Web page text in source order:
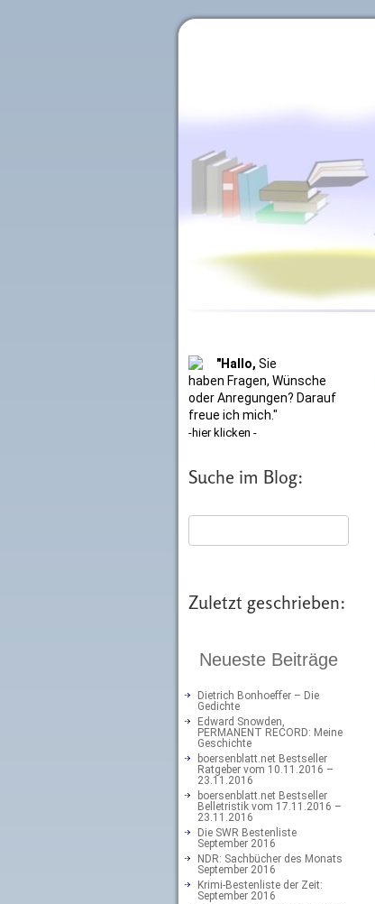
"Hallo, Sie
haben Fragen, Wünsche
oder Anregungen? Darauf
freue ich mich."
-hier klicken -
Suche im Blog:
Zuletzt geschrieben:
Neueste Beiträge
Dietrich Bonhoeffer – Die
Gedichte
Edward Snowden,
PERMANENT RECORD: Meine
Geschichte
boersenblatt.net Bestseller
Ratgeber vom 10.11.2016 –
23.11.2016
boersenblatt.net Bestseller
Belletristik vom 17.11.2016 –
23.11.2016
Die SWR Bestenliste
September 2016
NDR: Sachbücher des Monats
September 2016
Krimi-Bestenliste der Zeit:
September 2016